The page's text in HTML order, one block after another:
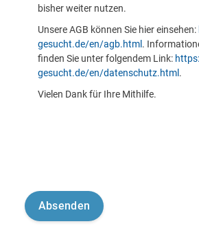
bisher weiter nutzen.
Unsere AGB können Sie hier einsehen:
gesucht.de/en/agb.html .
finden Sie unter folgendem Link:
gesucht.de/en/datenschutz.html .
Vielen Dank für Ihre Mithilfe.